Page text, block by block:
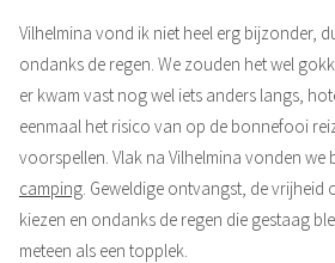
Vilhelmina vond ik niet heel erg bijzonder,
ondanks de regen. We zouden het wel
er kwam vast nog wel iets anders langs,
eenmaal het risico van op de bonnefooi
voorspellen. Vlak na Vilhelmina vonden we
camping . Geweldige ontvangst, de vrijheid
kiezen en ondanks de regen die gestaag
meteen als een topplek.